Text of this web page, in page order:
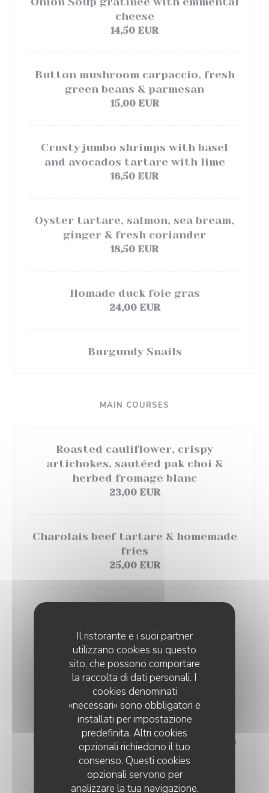
Il ristorante e i suoi partner
utilizzano cookies su questo
sito, che possono comportare
la raccolta di dati personali. I
cookies denominati
«necessari» sono obbligatori e
installati per impostazione
predefinita. Altri cookies
opzionali richiedono il tuo
consenso. Questi cookies
opzionali servono per
analizzare la tua navigazione,
cheese
14,50 EUR
Button mushroom carpaccio, fresh
green beans & parmesan
15,00 EUR
Crusty jumbo shrimps with basel
and avocados tartare with lime
16,50 EUR
Oyster tartare, salmon, sea bream,
ginger & fresh coriander
18,50 EUR
Homade duck foie gras
24,00 EUR
Burgundy Snails
MAIN COURSES
Roasted cauliflower, crispy
artichokes, sautéed pak choi &
herbed fromage blanc
23,00 EUR
Charolais beef tartare & homemade
fries
25,00 EUR
28,00 EUR
Homemade beef Bourguignon
30,00 EUR
Preserved pork shoulder & ravioles
of Royan gratin with Parmesan
30,00 EUR